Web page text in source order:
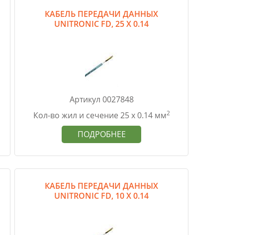
КАБЕЛЬ ПЕРЕДАЧИ ДАННЫХ
UNITRONIC FD, 25 Х 0.14
Артикул 0027848
Кол-во жил и сечение 25 х 0.14 мм2
ПОДРОБНЕЕ
КАБЕЛЬ ПЕРЕДАЧИ ДАННЫХ
UNITRONIC FD, 10 Х 0.14